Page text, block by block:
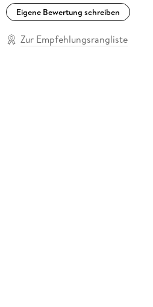
Eigene Bewertung schreiben
Zur Empfehlungsrangliste